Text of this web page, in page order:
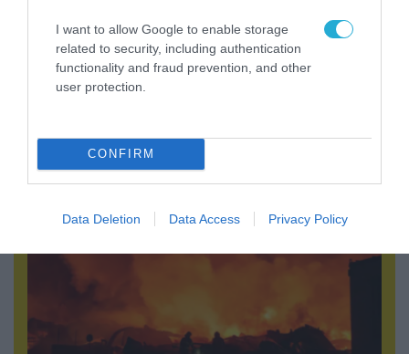
I want to allow Google to enable storage
related to security, including authentication
functionality and fraud prevention, and other
user protection.
CONFIRM
Data Deletion Data Access Privacy Policy
Απετράπη το εγχείρημα Ουκρανών για
αντεπίθεση στο Κολομίγτσι: Δείτε το πριν & το
μετά της προσπάθειάς τους (βίντεο)